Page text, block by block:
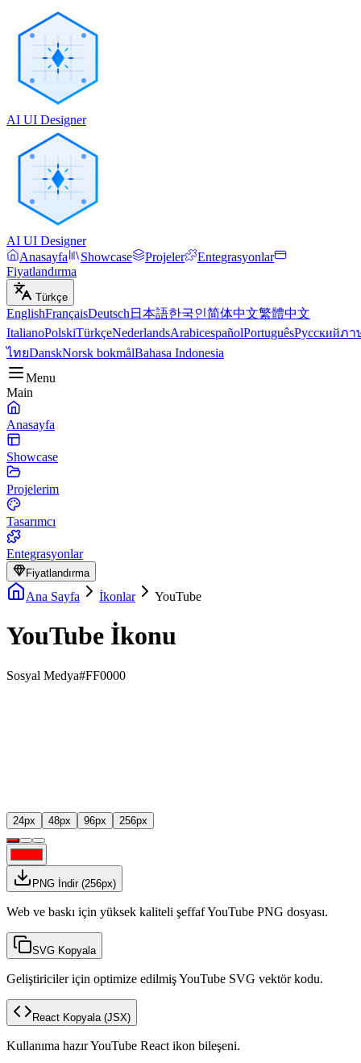
AI UI Designer
AI UI Designer
Anasayfa
Showcase Projeler
Entegrasyonlar
Fiyatlandırma
Türkçe
EnglishFrançaisDeutsch 日本語한국인简体中文繁體中文
ItalianoPolskiTürkçeNederlandsArabicespañolPortuguêsРусскийภา
ไทยDanskNorsk bokmålBahasa Indonesia
Menu
Main
Anasayfa
Showcase
Projelerim
Tasarımcı
Entegrasyonlar
Fiyatlandırma
Ana Sayfa İkonlar YouTube
YouTube İkonu
Sosyal Medya#FF0000
24px 48px 96px 256px
PNG İndir(256px)
Web ve baskı için yüksek kaliteli şeffaf YouTube PNG dosyası.
SVG Kopyala
Geliştiriciler için optimize edilmiş YouTube SVG vektör kodu.
React Kopyala (JSX)
Kullanıma hazır YouTube React ikon bileşeni.